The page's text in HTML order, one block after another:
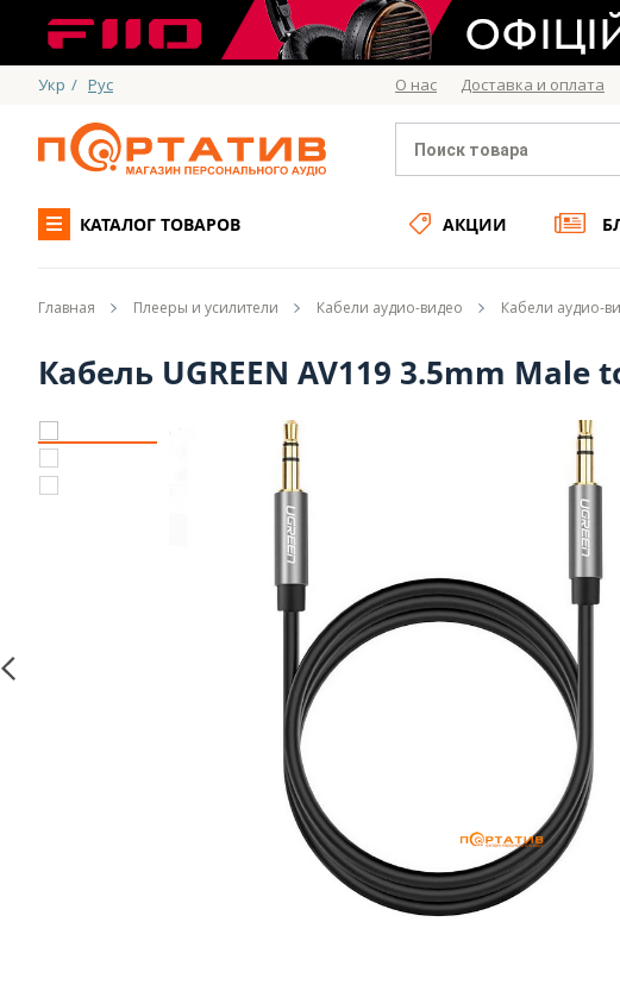
Укр / Рус О нас Доставка и оплата
КАТАЛОГ ТОВАРОВ АКЦИИ
Главная Плееры и усилители Кабели аудио-видео Кабели аудио-
Кабель UGREEN AV119 3.5mm